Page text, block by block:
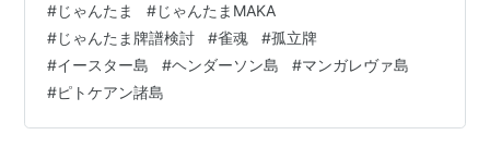
せんでした なので「横にくっついたら嬉しい６ソー」を
なかなか手放せなかった ６ソーにくっついたら「２ピ
ン」を切ってまんず集めを頑張る流れとか まさかの「２
ピンまわり」がくっついての一気リーチ！ 「七」の一点
待ち 生牌で「残り４枚表示」 まだ「捨て牌から読む」こ
#じゃんたま #じゃんたまMAKA
#じゃんたま牌譜検討 #雀魂 #孤立牌
#イースター島 #ヘンダーソン島 #マンガレヴァ島
#ピトケアン諸島